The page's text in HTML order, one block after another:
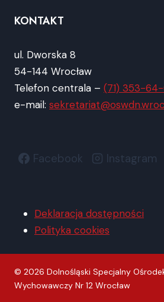
KONTAKT
ul. Dworska 8
54-144 Wrocław
Telefon centrala – (71) 353-
e-mail:
Facebook Instagram
Deklaracja dostępności
Polityka cookies
© 2026 Dolnośląski Specjalny
Wychowawczy Nr 12 Wrocław